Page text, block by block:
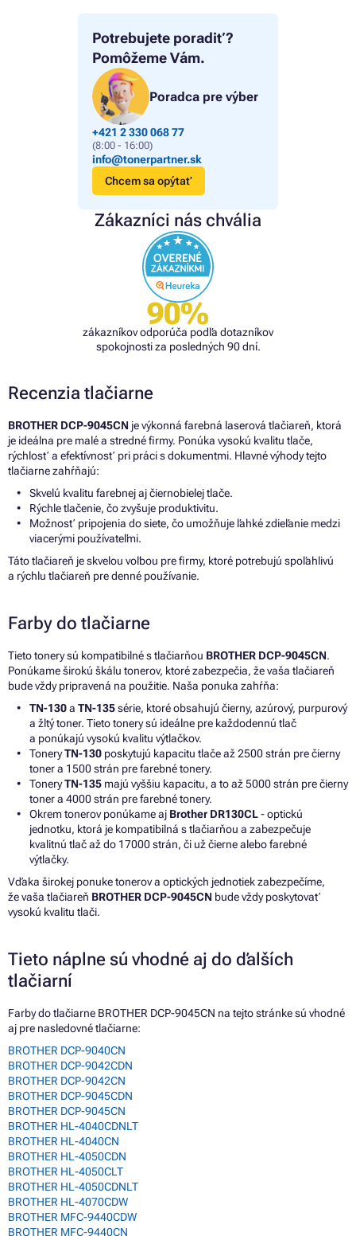
Potrebujete poradiť?
Pomôžeme Vám.
Poradca pre výber
+421 2 330 068 77
(8:00 - 16:00)
info@tonerpartner.sk
Chcem sa opýtať
Zákazníci nás chvália
90%
zákazníkov odporúča podľa dotazníkov
spokojnosti za posledných 90 dní.
Recenzia tlačiarne
BROTHER DCP-9045CN je výkonná farebná laserová tlačiareň, ktorá
je ideálna pre malé a stredné firmy. Ponúka vysokú kvalitu tlače,
rýchlosť a efektívnosť pri práci s dokumentmi. Hlavné výhody tejto
tlačiarne zahŕňajú:
Skvelú kvalitu farebnej aj čiernobielej tlače.
Rýchle tlačenie, čo zvyšuje produktivitu.
Možnosť pripojenia do siete, čo umožňuje ľahké zdieľanie medzi
viacerými používateľmi.
Táto tlačiareň je skvelou voľbou pre firmy, ktoré potrebujú spoľahlivú
a rýchlu tlačiareň pre denné používanie.
Farby do tlačiarne
Tieto tonery sú kompatibilné s tlačiarňou BROTHER DCP-9045CN.
Ponúkame širokú škálu tonerov, ktoré zabezpečia, že vaša tlačiareň
bude vždy pripravená na použitie. Naša ponuka zahŕňa:
TN-130a TN-135série, ktoré obsahujú čierny, azúrový, purpurový
a žltý toner. Tieto tonery sú ideálne pre každodennú tlač
a ponúkajú vysokú kvalitu výtlačkov.
ToneryTN-130 poskytujú kapacitu tlače až 2500 strán pre čierny
toner a 1500 strán pre farebné tonery.
ToneryTN-135 majú vyššiu kapacitu, a to až 5000 strán pre čierny
toner a 4000 strán pre farebné tonery.
Okrem tonerov ponúkame aj Brother DR130CL- optickú
jednotku, ktorá je kompatibilná s tlačiarňou a zabezpečuje
kvalitnú tlač až do 17000 strán, či už čierne alebo farebné
výtlačky.
Vďaka širokej ponuke tonerov a optických jednotiek zabezpečíme,
že vaša tlačiareň BROTHER DCP-9045CN bude vždy poskytovať
vysokú kvalitu tlači.
Tieto náplne sú vhodné aj do ďalších
tlačiarní
Farby do tlačiarne BROTHER DCP-9045CN na tejto stránke sú vhodné
aj pre nasledovné tlačiarne:
BROTHER DCP-9040CN
BROTHER DCP-9042CDN
BROTHER DCP-9042CN
BROTHER DCP-9045CDN
BROTHER DCP-9045CN
BROTHER HL-4040CDNLT
BROTHER HL-4040CN
BROTHER HL-4050CDN
BROTHER HL-4050CLT
BROTHER HL-4050CDNLT
BROTHER HL-4070CDW
BROTHER MFC-9440CDW
BROTHER MFC-9440CN